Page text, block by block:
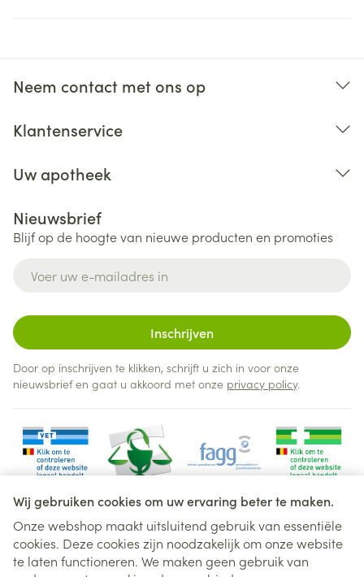
Wij gebruiken cookies om uw ervaring beter te maken.
Onze webshop maakt uitsluitend gebruik van essentiële
cookies. Deze cookies zijn noodzakelijk om onze website
te laten functioneren. We maken geen gebruik van
Neem contact met ons op
Klantenservice
Uw apotheek
Nieuwsbrief
Blijf op de hoogte van nieuwe producten en promoties
Inschrijven
Door op inschrijven te klikken, schrijft u zich in voor onze
nieuwsbrief en gaat u akkoord met onze privacy policy.
Juridische links